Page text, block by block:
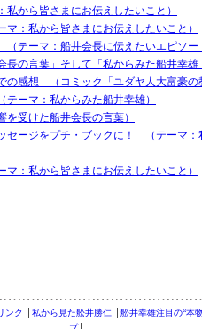
から皆さまにお伝えしたいこと）
：私から皆さまにお伝えしたいこと）
テーマ：船井会長に伝えたいエピソー
長の言葉」そして「私からみた船井幸雄」
の感想 （コミック「ユダヤ人大富豪の
ーマ：私からみた船井幸雄）
受けた船井会長の言葉）
セージをプチ・ブックに！ （テーマ：
：私から皆さまにお伝えしたいこと）
ンク 私から見た舩井勝仁 舩井幸雄注目の“本